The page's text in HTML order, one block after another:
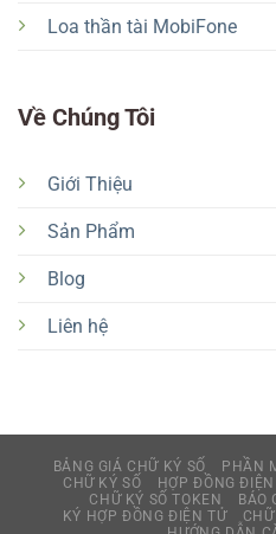
Loa thần tài MobiFone
Về Chúng Tôi
Giới Thiệu
Sản Phẩm
Blog
Liên hệ
BẢNG GIÁ CHỮ KÝ SỐ
PHẦN
CHỮ KÝ SỐ
HỢP ĐỒNG
CHỮ KÝ SỐ TOKEN
BÁO
KÝ HỢP ĐỒNG ĐIỆN TỬ